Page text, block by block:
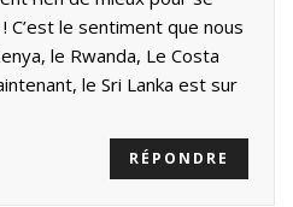
le sentiment que nous
le Rwanda, Le Costa
le Sri Lanka est sur
RÉPONDRE